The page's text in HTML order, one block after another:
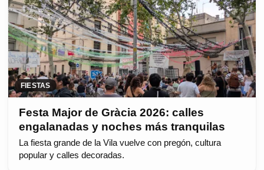
FIESTAS
Festa Major de Gràcia 2026: calles
engalanadas y noches más tranquilas
La fiesta grande de la Vila vuelve con pregón, cultura
popular y calles decoradas.